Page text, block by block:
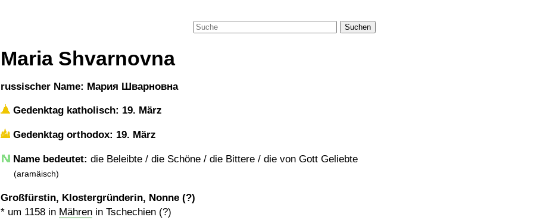
Suchen
Maria Shvarnovna
russischer Name: Мария Шварновна
Gedenktag katholisch: 19. März
Gedenktag orthodox: 19. März
Name bedeutet: die Beleibte / die Schöne / die Bittere / die von Gott Geliebte
(aramäisch)
Großfürstin, Klostergründerin, Nonne (?)
* um 1158 in Mähren in Tschechien (?)